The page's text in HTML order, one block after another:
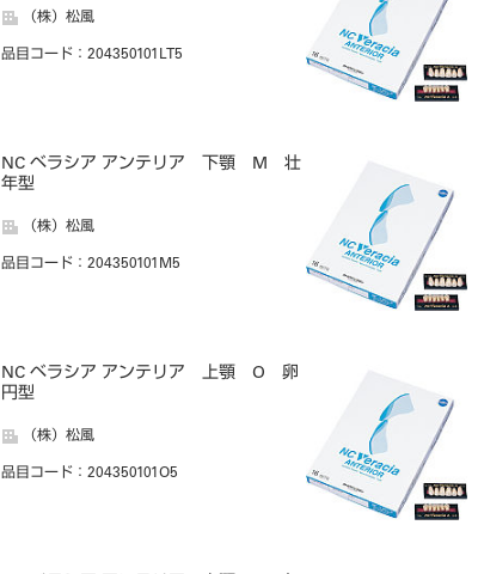
（株）松風
品目コード ：204350101LT5
NC ベラシア アンテリア 下顎 M 壮
年型
（株）松風
品目コード ：204350101M5
NC ベラシア アンテリア 上顎 O 卵
円型
（株）松風
品目コード ：204350101O5